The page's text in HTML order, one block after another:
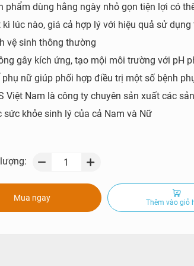
phẩm dùng hằng ngày nhỏ gọn tiện lợi có
kì lúc nào, giá cả hợp lý với hiệu quả sử
vệ sinh thông thường
gây kích ứng, tạo mội môi trường với pH
phụ nữ giúp phối hợp điều trị một số bệnh
Việt Nam là công ty chuyên sản xuất các
sức khỏe sinh lý của cả Nam và Nữ
Mua ngay Thêm vào giỏ